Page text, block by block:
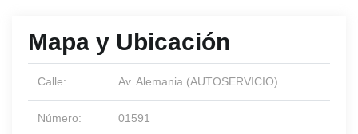
Mapa y Ubicación
Calle: Av. Alemania (AUTOSERVICIO)
Número: 01591